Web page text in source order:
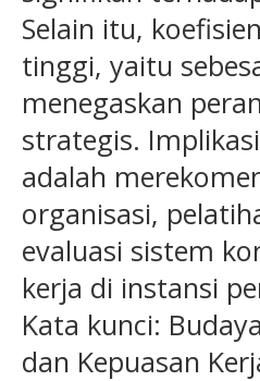
Selain itu,
tinggi, yaitu
menegaskan
strategis.
adalah
organisasi,
evaluasi sistem
kerja di instansi
Kata kunci:
dan Kepuasan